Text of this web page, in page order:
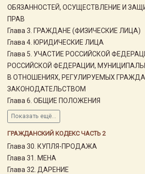
ОБЯЗАННОСТЕЙ, ОСУЩЕСТВЛЕНИЕ И
ПРАВ
Глава 3. ГРАЖДАНЕ (ФИЗИЧЕСКИЕ ЛИЦА)
Глава 4. ЮРИДИЧЕСКИЕ ЛИЦА
Глава 5. УЧАСТИЕ РОССИЙСКОЙ
РОССИЙСКОЙ ФЕДЕРАЦИИ,
В ОТНОШЕНИЯХ, РЕГУЛИРУЕМЫХ
ЗАКОНОДАТЕЛЬСТВОМ
Глава 6. ОБЩИЕ ПОЛОЖЕНИЯ
Показать ещё...
ГРАЖДАНСКИЙ КОДЕКС ЧАСТЬ 2
Глава 30. КУПЛЯ-ПРОДАЖА
Глава 31. МЕНА
Глава 32. ДАРЕНИЕ